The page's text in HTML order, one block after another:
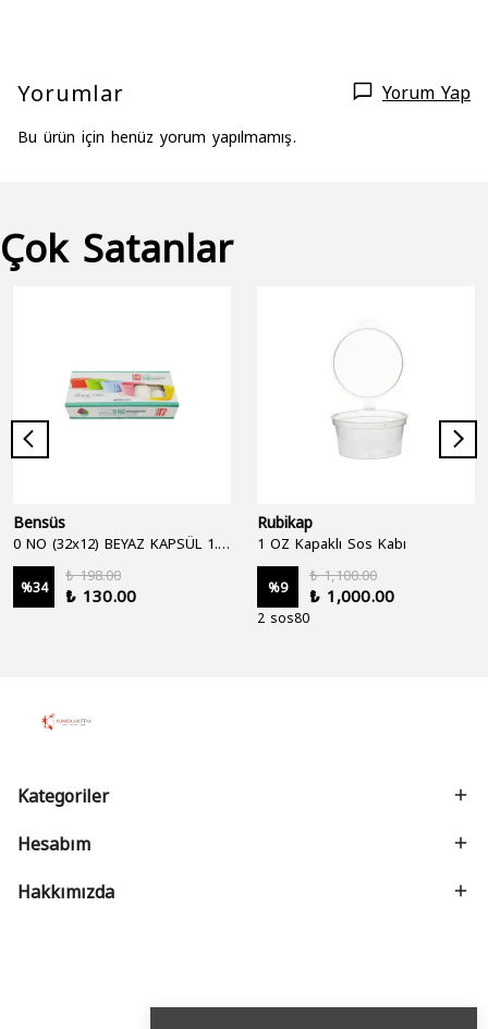
Yorumlar Yorum Yap
Bu ürün için henüz yorum yapılmamış.
Çok Satanlar
Bensüs
%34
₺ 198.00
₺ 130.00
Rubikap
1 OZ Kapaklı Sos Kabı
%9
₺ 1,100.00
₺ 1,000.00
2 sos80
Kategoriler
Hesabım
Hakkımızda